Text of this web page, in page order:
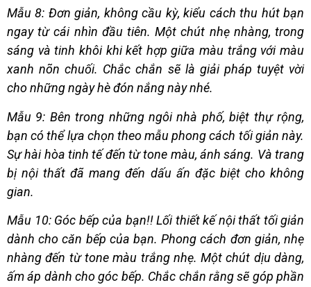
Mẫu 8: Đơn giản, không cầu kỳ, kiểu cách thu hút bạn
ngay từ cái nhìn đầu tiên. Một chút nhẹ nhàng, trong
sáng và tinh khôi khi kết hợp giữa màu trắng với màu
xanh nõn chuối. Chắc chắn sẽ là giải pháp tuyệt vời
cho những ngày hè đón nắng này nhé.
Mẫu 9: Bên trong những ngôi nhà phố, biệt thự rộng,
bạn có thể lựa chọn theo mẫu phong cách tối giản này.
Sự hài hòa tinh tế đến từ tone màu, ánh sáng. Và trang
bị nội thất đã mang đến dấu ấn đặc biệt cho không
gian.
Mẫu 10: Góc bếp của bạn!!Lối thiết kế nội thất tối giản
dành cho căn bếp của bạn. Phong cách đơn giản, nhẹ
nhàng đến từ tone màu trắng nhẹ. Một chút dịu dàng,
ấm áp dành cho góc bếp. Chắc chắn rằng sẽ góp phần